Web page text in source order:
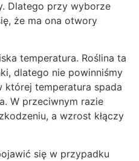
Dlatego przy wyborze
że ma ona otwory
temperatura. Roślina ta
dlatego nie powinniśmy
temperatura spada
W przeciwnym razie
a wzrost kłączy
się w przypadku